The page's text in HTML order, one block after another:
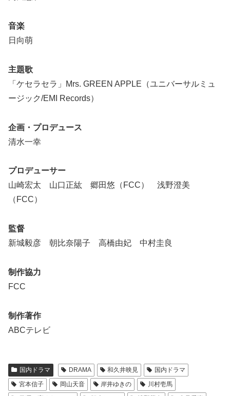
音楽
日向萌
主題歌
「ケセラセラ」Mrs. GREEN APPLE（ユニバーサルミュ
ージック/EMI Records）
企画・プロデュース
清水一幸
プロデューサー
山崎宏太 山口正紘 郷田悠（FCC） 浅野澄美
（FCC）
監督
新城毅彦 朝比奈陽子 高橋由妃 中村圭良
制作協力
FCC
制作著作
ABCテレビ
国内ドラマ DRAMA 和久井映見
国内ドラマ
宮本信子
岡山天音 岸井ゆきの
川村壱馬